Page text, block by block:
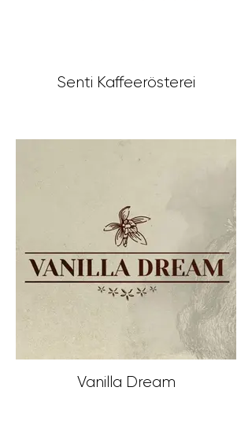
Senti Kaffeerösterei
Vanilla Dream